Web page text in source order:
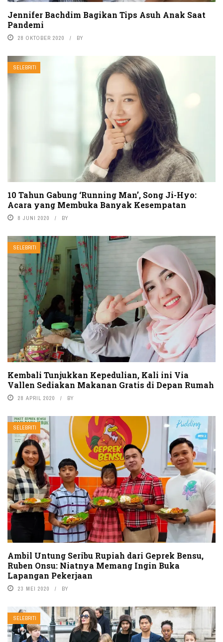
Jennifer Bachdim Bagikan Tips Asuh Anak Saat
Pandemi
28 OKTOBER 2020 BY
SELEBRITI
10 Tahun Gabung ‘Running Man’, Song Ji-Hyo:
Acara yang Membuka Banyak Kesempatan
8 JUNI 2020 BY
SELEBRITI
Kembali Tunjukkan Kepedulian, Kali ini Via
Vallen Sediakan Makanan Gratis di Depan Rumah
28 APRIL 2020 BY
SELEBRITI
Ambil Untung Seribu Rupiah dari Geprek Bensu,
Ruben Onsu: Niatnya Memang Ingin Buka
Lapangan Pekerjaan
23 MEI 2020 BY
SELEBRITI